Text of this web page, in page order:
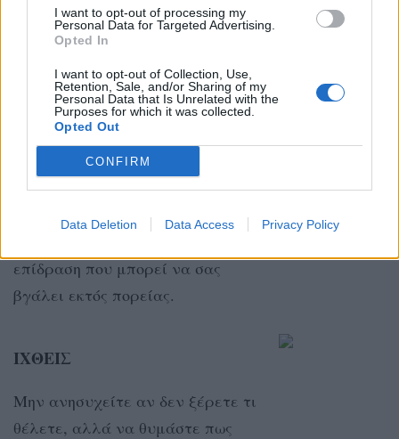
I want to opt-out of processing my
Personal Data for Targeted Advertising.
Opted In
I want to opt-out of Collection, Use,
Retention, Sale, and/or Sharing of my
Personal Data that Is Unrelated with the
Purposes for which it was collected.
Opted Out
CONFIRM
Data Deletion Data Access Privacy Policy
Θα θελήσετε να εκφράσετε και να
ενδιαφέρει αυτά που πραγματικά
αισθάνεστε για αυτό!
ΥΔΡΟΧΟΟΣ
Θα τα πάτε καλύτερα μόλις
επίδραση που μπορεί να σας
βγάλει εκτός πορείας.
ΙΧΘΕΙΣ
Μην ανησυχείτε αν δεν ξέρετε τι
θέλετε, αλλά να θυμάστε πως